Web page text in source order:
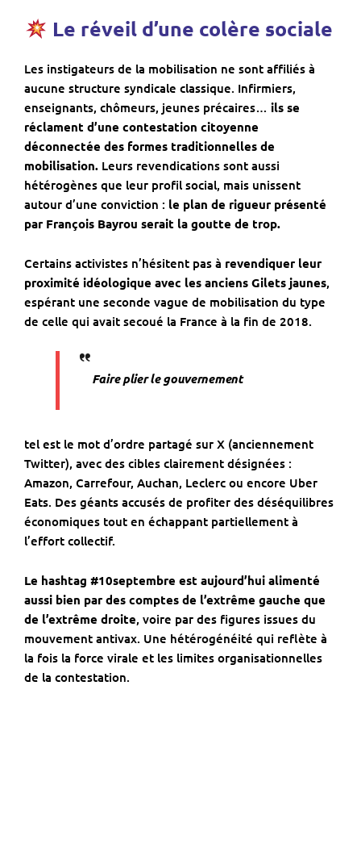
Le réveil d’une colère sociale
Les instigateurs de la mobilisation ne sont affiliés à
aucune structure syndicale classique. Infirmiers,
enseignants, chômeurs, jeunes précaires… ils se
réclament d’une contestation citoyenne
déconnectée des formes traditionnelles de
mobilisation. Leurs revendications sont aussi
hétérogènes que leur profil social, mais unissent
autour d’une conviction : le plan de rigueur présenté
par François Bayrou serait la goutte de trop.
Certains activistes n’hésitent pas à revendiquer leur
proximité idéologique avec les anciens Gilets jaunes,
espérant une seconde vague de mobilisation du type
de celle qui avait secoué la France à la fin de 2018.
Faire plier le gouvernement
tel est le mot d’ordre partagé sur X (anciennement
Twitter), avec des cibles clairement désignées :
Amazon, Carrefour, Auchan, Leclerc ou encore Uber
Eats. Des géants accusés de profiter des déséquilibres
économiques tout en échappant partiellement à
l’effort collectif.
Le hashtag #10septembre est aujourd’hui alimenté
aussi bien par des comptes de l’extrême gauche que
de l’extrême droite, voire par des figures issues du
mouvement antivax. Une hétérogénéité qui reflète à
la fois la force virale et les limites organisationnelles
de la contestation.